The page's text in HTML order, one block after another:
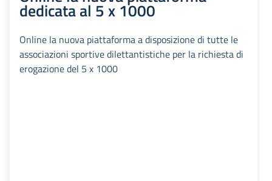
dedicata al 5 x 1000
Online la nuova piattaforma a disposizione di tutte le
associazioni sportive dilettantistiche per la richiesta di
erogazione del 5 x 1000